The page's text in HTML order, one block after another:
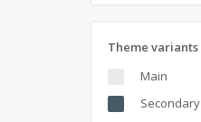
Theme variants
Main
Secondary